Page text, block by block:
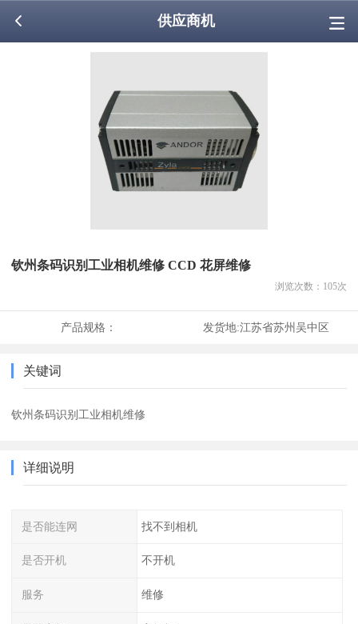
供应商机
钦州条码识别工业相机维修 CCD 花屏维修
浏览次数： 105次
产品规格： 发货地:江苏省苏州吴中区
关键词
钦州条码识别工业相机维修
详细说明
是否能连网 找不到相机
是否开机 不开机
服务 维修